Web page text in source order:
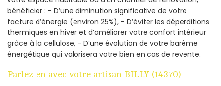
bénéficier : - D’une diminution significative de votre
facture d’énergie (environ 25%), - D’éviter les déperditions
thermiques en hiver et d’améliorer votre confort intérieur
grâce à la cellulose, - D’une évolution de votre barème
énergétique qui valorisera votre bien en cas de revente.
Parlez-en avec votre artisan BILLY (14370)